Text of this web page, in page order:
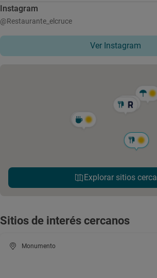
Instagram
@Restaurante_elcruce
Ver Instagram
Explorar sitios cerca
Sitios de interés cercanos
Monumento